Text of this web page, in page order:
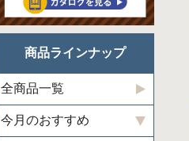
商品ラインナップ
全商品一覧
今月のおすすめ